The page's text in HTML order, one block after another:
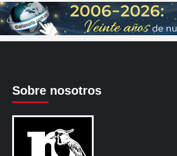
Sobre nosotros